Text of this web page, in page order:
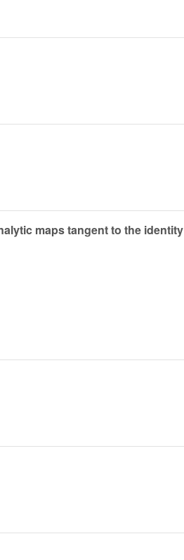
maps tangent to the identity